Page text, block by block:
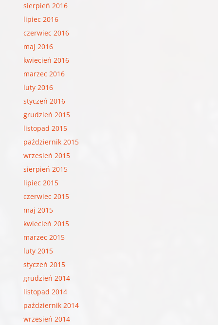
sierpień 2016
lipiec 2016
czerwiec 2016
maj 2016
kwiecień 2016
marzec 2016
luty 2016
styczeń 2016
grudzień 2015
listopad 2015
październik 2015
wrzesień 2015
sierpień 2015
lipiec 2015
czerwiec 2015
maj 2015
kwiecień 2015
marzec 2015
luty 2015
styczeń 2015
grudzień 2014
listopad 2014
październik 2014
wrzesień 2014